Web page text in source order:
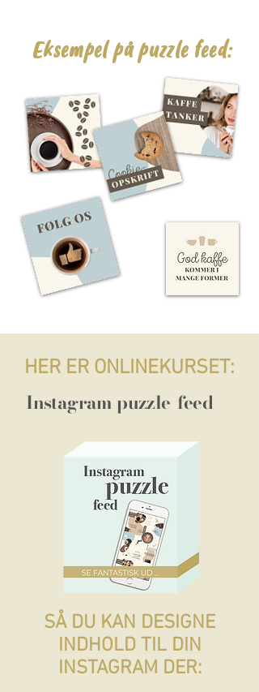
Eksempel på puzzle feed:
HER ER ONLINEKURSET:
Instagram puzzle feed
SÅ DU KAN DESIGNE
INDHOLD TIL DIN
INSTAGRAM DER: